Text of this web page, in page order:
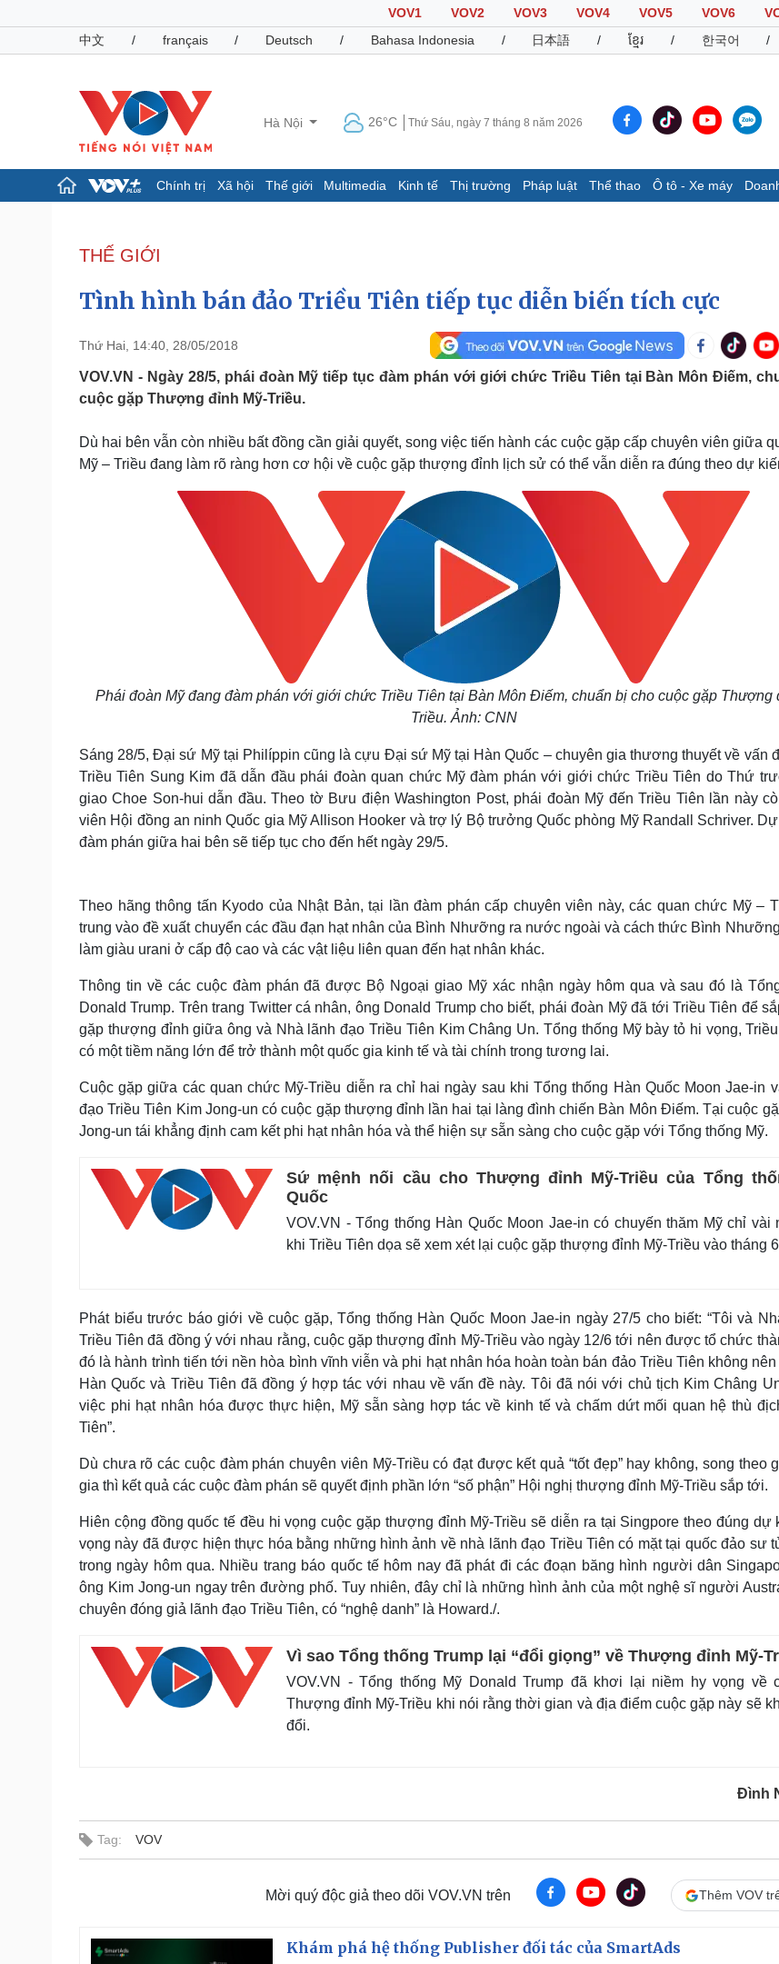
VOV1 VOV2 VOV3 VOV4 VOV5 VOV6
中文
/ français / Deutsch / Bahasa Indonesia / 日本語 / ខ្មែរ / 한국어 /
Hà Nội 26°C Thứ Sáu, ngày 7 tháng 8 năm 2026
Chính trị Xã hội Thế giới Multimedia Kinh tế Thị trường Pháp luật Thể thao Ô tô - Xe máy
Đảng
Tổ chức nhân sự
Nhận diện sự thật
Giáo dục
Dấu ấn VOV
Hồ sơ
Infographic
Pháp luật
Vụ án
Tư vấn luật
Quân sự - Quốc phòng
Vũ khí
Phân tích
Thể thao
Thế giới thể thao
eSports
Hậu trường
Ô tô - Xe máy
Tư vấn
Dinh dưỡng - món ngon
Đời sống
Nhà đẹp
Tình yêu - Gia đình
Sân khấu - Điện ảnh
Văn học
Âm nhạc
Nghệ sĩ
Thời trang
Sao Việt
Cải chính
THẾ GIỚI
Tình hình bán đảo Triều Tiên tiếp tục diễn biến tích cực
Thứ Hai, 14:40, 28/05/2018
VOV.VN - Ngày 28/5, phái đoàn Mỹ tiếp tục đàm phán với giới chức Triều Tiên tại Bàn Môn Điếm,
cuộc gặp Thượng đỉnh Mỹ-Triều.
Dù hai bên vẫn còn nhiều bất đồng cần giải quyết, song việc tiến hành các cuộc gặp cấp chuyên viên giữa
Mỹ – Triều đang làm rõ ràng hơn cơ hội về cuộc gặp thượng đỉnh lịch sử có thể vẫn diễn ra đúng theo dự
Phái đoàn Mỹ đang đàm phán với giới chức Triều Tiên tại Bàn Môn Điếm, chuẩn bị cho cuộc gặp Thượng
Triều. Ảnh: CNN
Sáng 28/5, Đại sứ Mỹ tại Philíppin cũng là cựu Đại sứ Mỹ tại Hàn Quốc – chuyên gia thương thuyết về vấn
Triều Tiên Sung Kim đã dẫn đầu phái đoàn quan chức Mỹ đàm phán với giới chức Triều Tiên do Thứ
giao Choe Son-hui dẫn đầu. Theo tờ Bưu điện Washington Post, phái đoàn Mỹ đến Triều Tiên lần này
viên Hội đồng an ninh Quốc gia Mỹ Allison Hooker và trợ lý Bộ trưởng Quốc phòng Mỹ Randall Schriver.
đàm phán giữa hai bên sẽ tiếp tục cho đến hết ngày 29/5.
Theo hãng thông tấn Kyodo của Nhật Bản, tại lần đàm phán cấp chuyên viên này, các quan chức Mỹ –
trung vào đề xuất chuyển các đầu đạn hạt nhân của Bình Nhưỡng ra nước ngoài và cách thức Bình
làm giàu urani ở cấp độ cao và các vật liệu liên quan đến hạt nhân khác.
Thông tin về các cuộc đàm phán đã được Bộ Ngoại giao Mỹ xác nhận ngày hôm qua và sau đó là
Donald Trump. Trên trang Twitter cá nhân, ông Donald Trump cho biết, phái đoàn Mỹ đã tới Triều Tiên để
gặp thượng đỉnh giữa ông và Nhà lãnh đạo Triều Tiên Kim Châng Un. Tổng thống Mỹ bày tỏ hi vọng,
có một tiềm năng lớn để trở thành một quốc gia kinh tế và tài chính trong tương lai.
Cuộc gặp giữa các quan chức Mỹ-Triều diễn ra chỉ hai ngày sau khi Tổng thống Hàn Quốc Moon Jae-in
đạo Triều Tiên Kim Jong-un có cuộc gặp thượng đỉnh lần hai tại làng đình chiến Bàn Môn Điếm. Tại cuộc
Jong-un tái khẳng định cam kết phi hạt nhân hóa và thể hiện sự sẵn sàng cho cuộc gặp với Tổng thống Mỹ.
Sứ mệnh nối cầu cho Thượng đỉnh Mỹ-Triều của Tổng
Quốc
VOV.VN - Tổng thống Hàn Quốc Moon Jae-in có chuyến thăm Mỹ chỉ vài
khi Triều Tiên dọa sẽ xem xét lại cuộc gặp thượng đỉnh Mỹ-Triều vào tháng
Phát biểu trước báo giới về cuộc gặp, Tổng thống Hàn Quốc Moon Jae-in ngày 27/5 cho biết: “Tôi và
Triều Tiên đã đồng ý với nhau rằng, cuộc gặp thượng đỉnh Mỹ-Triều vào ngày 12/6 tới nên được tổ chức
đó là hành trình tiến tới nền hòa bình vĩnh viễn và phi hạt nhân hóa hoàn toàn bán đảo Triều Tiên không
Hàn Quốc và Triều Tiên đã đồng ý hợp tác với nhau về vấn đề này. Tôi đã nói với chủ tịch Kim Châng
việc phi hạt nhân hóa được thực hiện, Mỹ sẵn sàng hợp tác về kinh tế và chấm dứt mối quan hệ thù
Tiên”.
Dù chưa rõ các cuộc đàm phán chuyên viên Mỹ-Triều có đạt được kết quả “tốt đẹp” hay không, song theo
gia thì kết quả các cuộc đàm phán sẽ quyết định phần lớn “số phận” Hội nghị thượng đỉnh Mỹ-Triều sắp tới.
Hiên cộng đồng quốc tế đều hi vọng cuộc gặp thượng đỉnh Mỹ-Triều sẽ diễn ra tại Singpore theo đúng dự
vọng này đã được hiện thực hóa bằng những hình ảnh về nhà lãnh đạo Triều Tiên có mặt tại quốc đảo sư
trong ngày hôm qua. Nhiều trang báo quốc tế hôm nay đã phát đi các đoạn băng hình người dân
ông Kim Jong-un ngay trên đường phố. Tuy nhiên, đây chỉ là những hình ảnh của một nghệ sĩ người
chuyên đóng giả lãnh đạo Triều Tiên, có “nghệ danh” là Howard./.
Vì sao Tổng thống Trump lại “đổi giọng” về Thượng đỉnh Mỹ-
VOV.VN - Tổng thống Mỹ Donald Trump đã khơi lại niềm hy vọng về
Thượng đỉnh Mỹ-Triều khi nói rằng thời gian và địa điểm cuộc gặp này sẽ
đổi.
Đình
Tag: VOV
Mời quý độc giả theo dõi VOV.VN trên Thêm VOV
Khám phá hệ thống Publisher đối tác của SmartAds